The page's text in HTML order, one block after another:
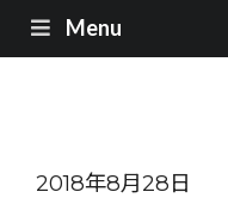
Menu
2018年8月28日